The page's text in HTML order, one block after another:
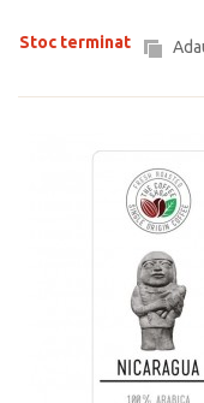
Stoc terminat